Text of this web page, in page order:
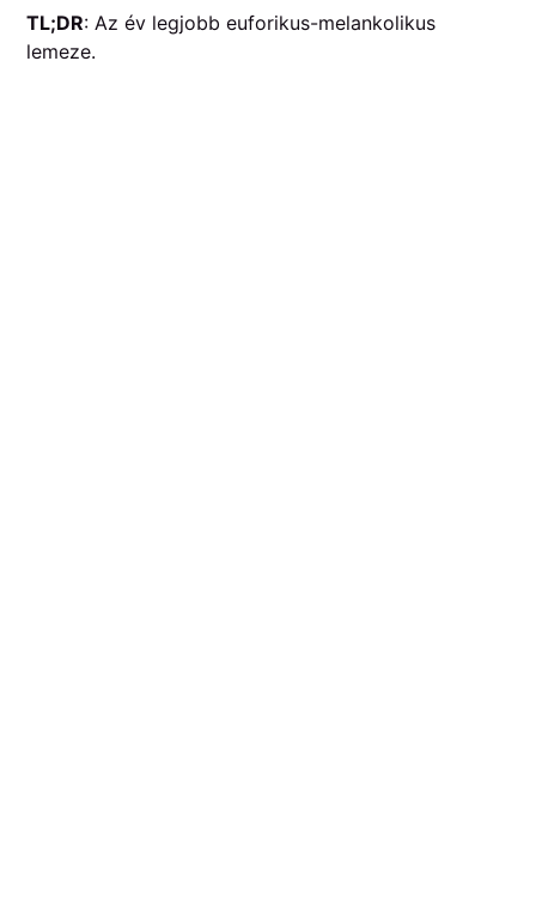
TL;DR: Az év legjobb euforikus-melankolikus
lemeze.